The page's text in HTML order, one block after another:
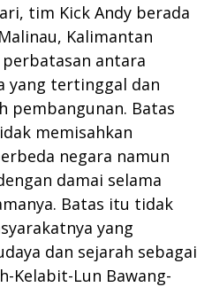
tim Kick Andy berada
Kalimantan
antara
yang tertinggal dan
pembangunan. Batas
memisahkan
negara namun
damai selama
Batas itu tidak
yang
dan sejarah sebagai
Kelabit-Lun Bawang-